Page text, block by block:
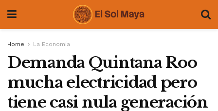
Home La Economía
Demanda Quintana Roo
mucha electricidad pero
tiene casi nula generación